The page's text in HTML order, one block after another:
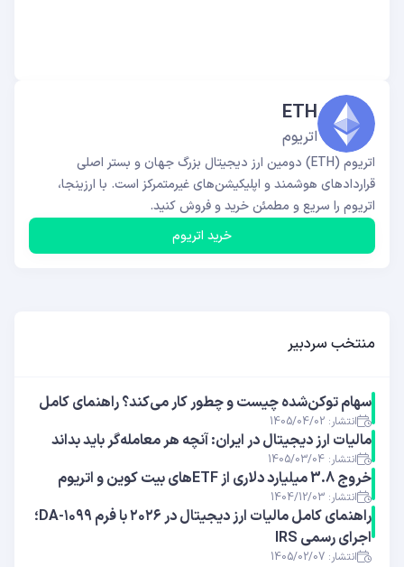
ETH
اتریوم
اتریوم (ETH) دومین ارز دیجیتال بزرگ جهان و بستر اصلی
قراردادهای هوشمند و اپلیکیشن‌های غیرمتمرکز است. با ارزینجا،
اتریوم را سریع و مطمئن خرید و فروش کنید.
خرید اتریوم
منتخب سردبیر
سهام توکن‌شده چیست و چطور کار می‌کند؟ راهنمای کامل
انتشار: 1405/04/02
مالیات ارز دیجیتال در ایران: آنچه هر معامله‌گر باید بداند
انتشار: 1405/03/04
خروج 3.8 میلیارد دلاری از ETFهای بیت ‌کوین و اتریوم
انتشار: 1404/12/03
راهنمای کامل مالیات ارز دیجیتال در ۲۰۲۶ با فرم ۱۰۹۹-DA؛
اجرای رسمی IRS
انتشار: 1405/02/07